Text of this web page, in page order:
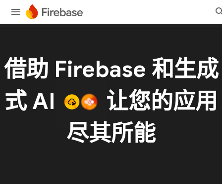
借助 Firebase 和生成
式 AI
让您的应用
尽其所能